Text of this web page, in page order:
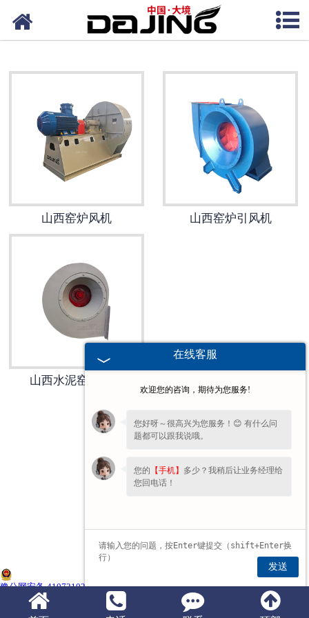
网站首页
山西除尘风机
山西高压风机
山西输送风机
山西烘干风机
山西窑炉风机
山西造纸风机
山西炮筒风机
山西窑炉风机 山西窑炉引风机
山西水泥窑炉风机
豫公网安备 41072102000703号
在线客服
欢迎您的咨询，期待为您服务!
您好呀～很高兴为您服务！😊 有什么问
题都可以跟我说哦。
您的 【手机】 多少？我稍后让业务经理给
您回电话！
发送